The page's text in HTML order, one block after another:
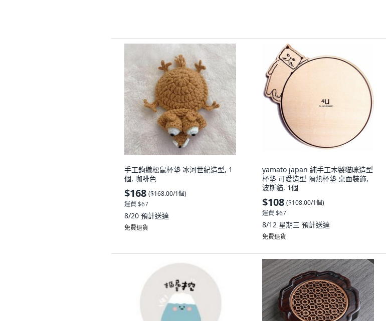
手工鉤織松鼠杯墊 冰河世紀造型, 1
個, 咖啡色
$168 ($168.00/1個)
運費 $67
8/20 預計送達
免費退貨
yamato japan 純手工木製貓咪造型
杯墊 可愛造型 隔熱杯墊 桌面裝飾,
波斯貓, 1個
$108 ($108.00/1個)
運費 $67
8/12 星期三 預計送達
免費退貨